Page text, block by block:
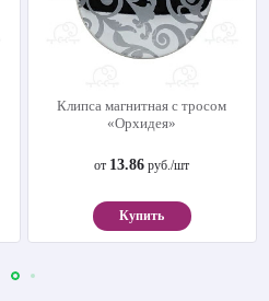
Клипса магнитная с тросом
«Орхидея»
от 13.86 руб./шт
Купить